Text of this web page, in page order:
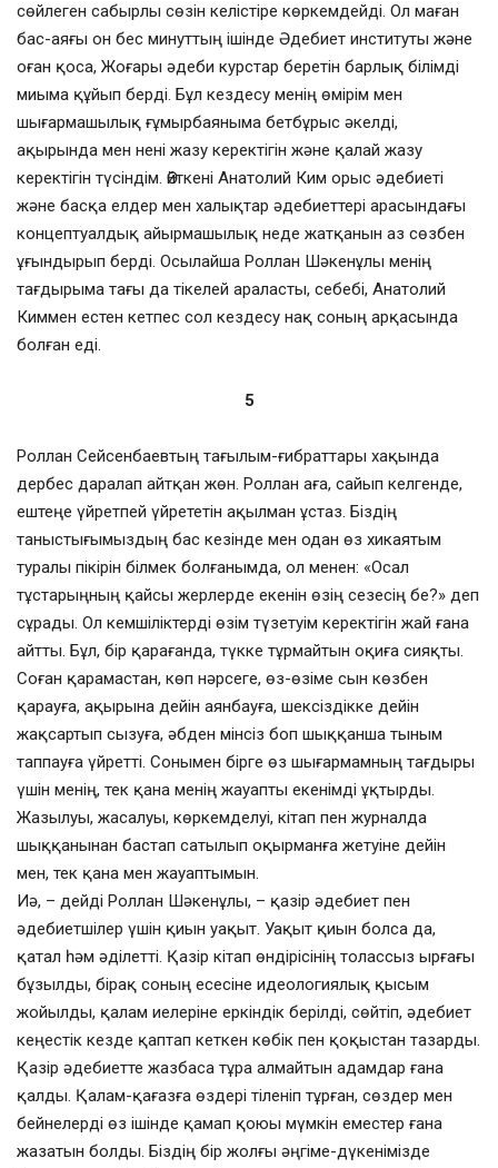
сөйлеген сабырлы сөзін келістіре көркемдейді. Ол маған
бас-аяғы он бес минуттың ішінде Әдебиет институты және
оған қоса, Жоғары әдеби курстар беретін барлық білімді
миыма құйып берді. Бұл кездесу менің өмірім мен
шығармашылық ғұмырбаяныма бетбұрыс әкелді,
ақырында мен нені жазу керектігін және қалай жазу
керектігін түсіндім. Өйткені Анатолий Ким орыс әдебиеті
және басқа елдер мен халықтар әдебиеттері арасындағы
концептуалдық айырмашылық неде жатқанын аз сөзбен
ұғындырып берді. Осылайша Роллан Шәкенұлы менің
тағдырыма тағы да тікелей араласты, себебі, Анатолий
Киммен естен кетпес сол кездесу нақ соның арқасында
болған еді.
5
Роллан Сейсенбаевтың тағылым-ғибраттары хақында
дербес даралап айтқан жөн. Роллан аға, сайып келгенде,
ештеңе үйретпей үйрететін ақылман ұстаз. Біздің
таныстығымыздың бас кезінде мен одан өз хикаятым
туралы пікірін білмек болғанымда, ол менен: «Осал
тұстарыңның қайсы жерлерде екенін өзің сезесің бе?» деп
сұрады. Ол кемшіліктерді өзім түзетуім керектігін жай ғана
айтты. Бұл, бір қарағанда, түкке тұрмайтын оқиға сияқты.
Соған қарамастан, көп нәрсеге, өз-өзіме сын көзбен
қарауға, ақырына дейін аянбауға, шексіздікке дейін
жақсартып сызуға, әбден мінсіз боп шыққанша тыным
таппауға үйретті. Сонымен бірге өз шығармамның тағдыры
үшін менің, тек қана менің жауапты екенімді ұқтырды.
Жазылуы, жасалуы, көркемделуі, кітап пен журналда
шыққанынан бастап сатылып оқырманға жетуіне дейін
мен, тек қана мен жауаптымын.
Иә, – дейді Роллан Шәкенұлы, – қазір әдебиет пен
әдебиетшілер үшін қиын уақыт. Уақыт қиын болса да,
қатал һәм әділетті. Қазір кітап өндірісінің толассыз ырғағы
бұзылды, бірақ соның есесіне идеологиялық қысым
жойылды, қалам иелеріне еркіндік берілді, сөйтіп, әдебиет
кеңестік кезде қаптап кеткен көбік пен қоқыстан тазарды.
Қазір әдебиетте жазбаса тұра алмайтын адамдар ғана
қалды. Қалам-қағазға өздері тіленіп тұрған, сөздер мен
бейнелерді өз ішінде қамап қоюы мүмкін еместер ғана
жазатын болды. Біздің бір жолғы әңгіме-дүкенімізде